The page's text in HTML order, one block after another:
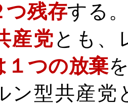
つ残存する
産党とも、
１つの放棄
ン型共産